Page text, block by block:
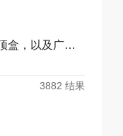
盒，以及广播
3882 结果